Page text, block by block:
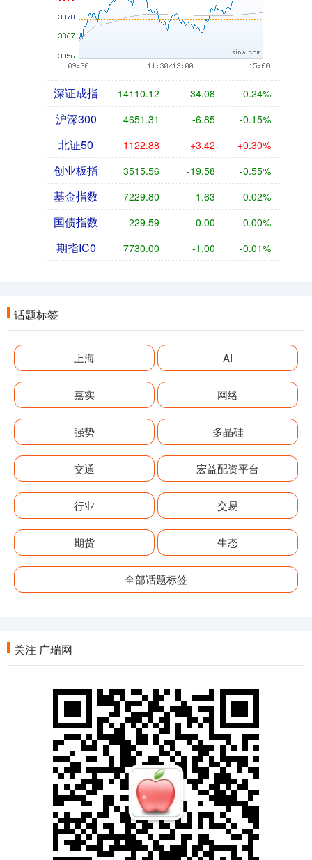
深证成指 14110.12 -34.08 -0.24%
沪深300 4651.31 -6.85 -0.15%
北证50 1122.88 +3.42 +0.30%
创业板指 3515.56 -19.58 -0.55%
基金指数 7229.80 -1.63 -0.02%
国债指数 229.59 -0.00 0.00%
期指IC0 7730.00 -1.00 -0.01%
话题标签
上海 AI
嘉实 网络
强势 多晶硅
交通 宏益配资平台
行业 交易
期货 生态
全部话题标签
关注 广瑞网